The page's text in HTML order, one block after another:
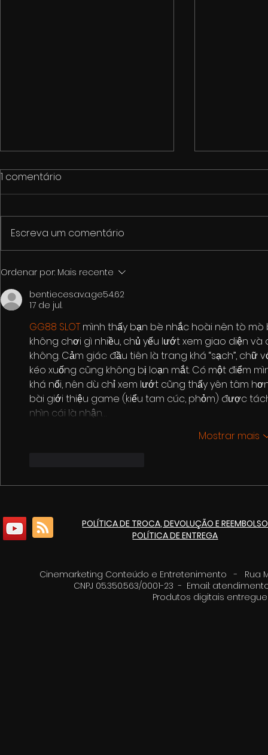
1º Fórum de Cultura e
Economia Criativa de
Itaúna
1 comentário
Escreva um comentário
Ordenar por: Mais recente
bentiecesav.a.ge54.62
17 de jul.
GG88 SLOT mình thấy bạn bè nhắc hoài nên tò
không chơi gì nhiều, chủ yếu lướt xem giao diện
không. Cảm giác đầu tiên là trang khá “sạch”, chữ
kéo xuống cũng không bị loạn mắt. Có một điểm
khá nổi, nên dù chỉ xem lướt cũng thấy yên tâm
bài giới thiệu game (kiểu tam cúc, phỏm) được
nhìn cái là nhận…
Mostrar mais
POLÍTICA DE TROCA, DEVOLUÇÃO E REEMBOLSO
POLÍTICA DE ENTREGA
Cinemarketing Conteúdo e Entretenimento - Rua
CNPJ 05.350.563/0001-23 - Email:
Produtos digitais